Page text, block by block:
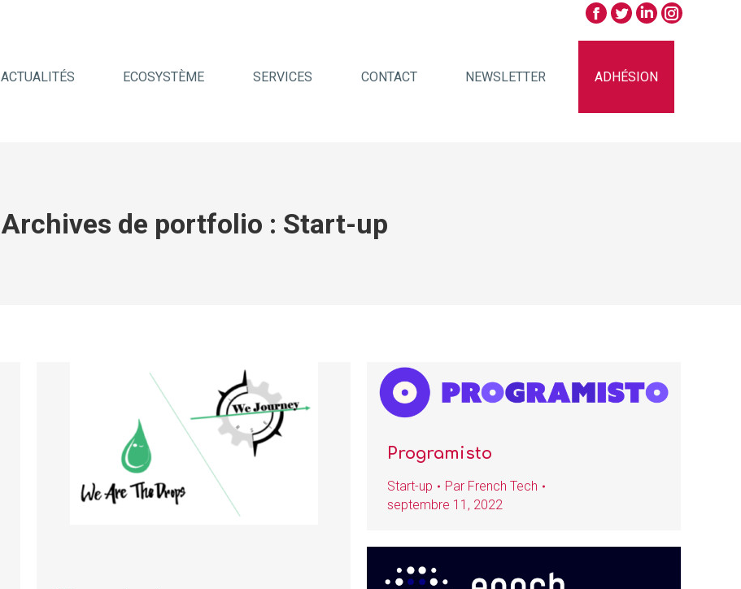
ACTUALITÉS ECOSYSTÈME SERVICES CONTACT NEWSLETTER ADHÉSION
Archives de portfolio : Start-up
Programisto
Start-up Par French Tech
septembre 11, 2022